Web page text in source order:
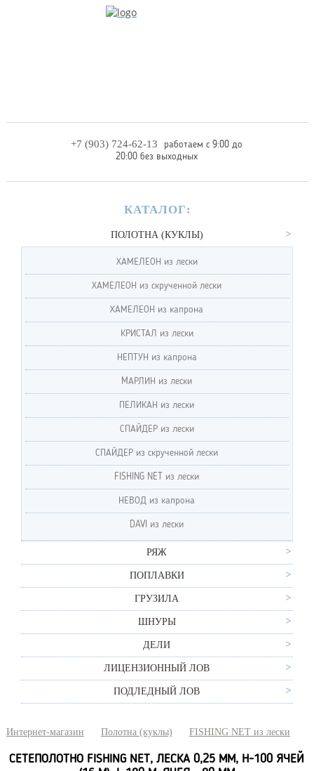
+7 (903) 724-62-13
работаем с 9:00 до
20:00 без выходных
КАТАЛОГ:
ПОЛОТНА (КУКЛЫ)
ХАМЕЛЕОН из лески
ХАМЕЛЕОН из скрученной лески
ХАМЕЛЕОН из капрона
КРИСТАЛ из лески
НЕПТУН из капрона
MАРЛИН из лески
ПЕЛИКАН из лески
СПАЙДЕР из лески
СПАЙДЕР из скрученной лески
FISHING NET из лески
НЕВОД из капрона
DAVI из лески
РЯЖ
ПОПЛАВКИ
ГРУЗИЛА
ШНУРЫ
ДЕЛИ
ЛИЦЕНЗИОННЫЙ ЛОВ
ПОДЛЕДНЫЙ ЛОВ
Интернет-магазин Полотна (куклы) FISHING NET из лески
СЕТЕПОЛОТНО FISHING NET, ЛЕСКА 0,25 ММ, H-100 ЯЧЕЙ